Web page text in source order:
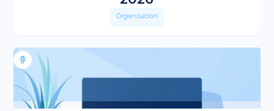
Organisation